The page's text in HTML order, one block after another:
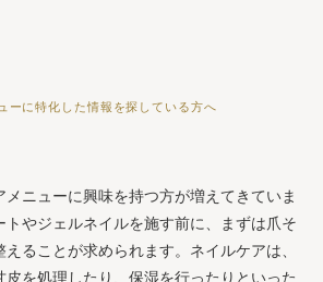
ス内容の比較
ーに特化した情報を探している方へ
メニューに興味を持つ方が増えてきていま
トやジェルネイルを施す前に、まずは爪そ
ることが求められます。ネイルケアは、
皮を処理したり、保湿を行ったりといった